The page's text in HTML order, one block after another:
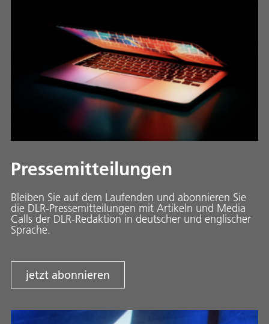
Pressemitteilungen
Bleiben Sie auf dem Laufenden und abonnieren Sie
die DLR-Pressemitteilungen mit Artikeln und Media
Calls der DLR-Redaktion in deutscher und englischer
Sprache.
jetzt abonnieren